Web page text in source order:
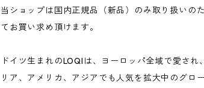
当ショップは国内正規品（新品）のみ取り扱いの
てお買い求め頂けます。
ドイツ生まれのLOQIは、ヨーロッパ全域で愛され
リア、アメリカ、アジアでも人気を拡大中のグロ